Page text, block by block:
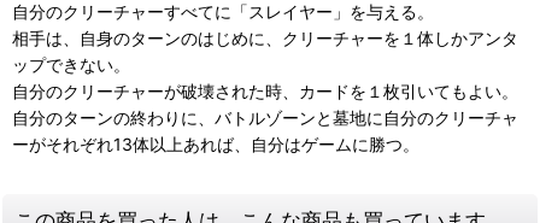
自分のクリーチャーすべてに「スレイヤー」を与える。
相手は、自身のターンのはじめに、クリーチャーを１体しかアンタ
ップできない。
自分のクリーチャーが破壊された時、カードを１枚引いてもよい。
自分のターンの終わりに、バトルゾーンと墓地に自分のクリーチャ
ーがそれぞれ13体以上あれば、自分はゲームに勝つ。